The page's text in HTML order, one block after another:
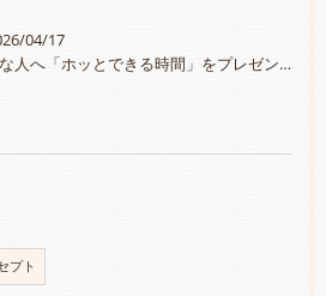
04/17
大切な人へ「ホッとできる時間」をプレゼントしませんか？～チケット発売スタート～
プト